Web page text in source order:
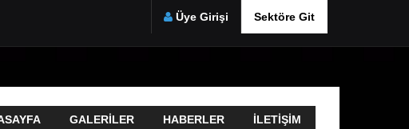
Üye Girişi Sektöre Git
GALERILER HABERLER İLETIŞIM